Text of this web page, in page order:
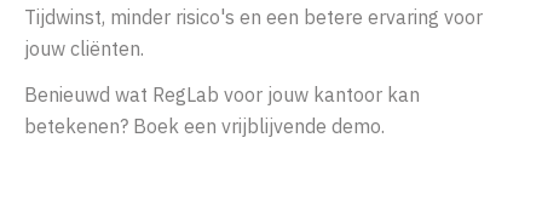
Tijdwinst, minder risico's en een betere ervaring voor
jouw cliënten.
Benieuwd wat RegLab voor jouw kantoor kan
betekenen? Boek een vrijblijvende demo.